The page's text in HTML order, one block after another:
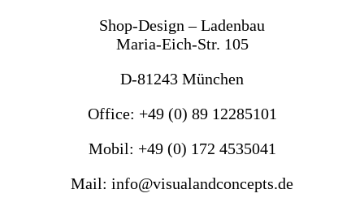
Shop-Design – Ladenbau
Maria-Eich-Str. 105
D-81243 München
Office: +49 (0) 89 12285101
Mobil: +49 (0) 172 4535041
Mail: info@visualandconcepts.de